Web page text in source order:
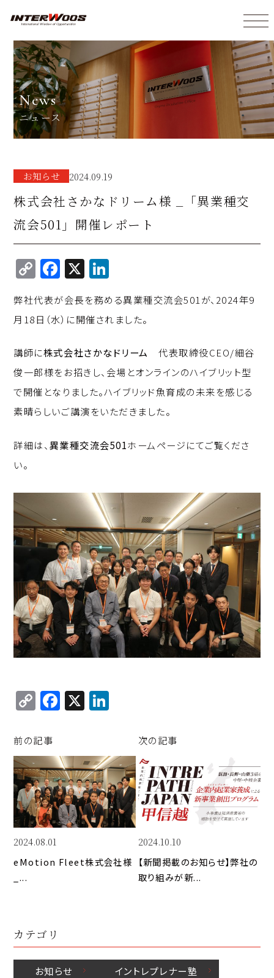
news
ニュース
お知らせ 2024.09.19
株式会社さかなドリーム様 _「異業種交
流会501」開催レポート
C
o
p
y
Li
n
k
F
a
c
e
b
o
o
k
X
k
e
d
I
n
弊社代表が会長を務める異業種交流会501が、2024年9
月18日（水）に開催されました。
講師に株式会社さかなドリーム
代表取締役CEO/細谷
俊一郎様をお招きし、会場とオンラインのハイブリット型
で開催となりました。ハイブリッド魚育成の未来を感じる
素晴らしいご講演をいただきました。
詳細は、 異業種交流会501ホームページにてご覧くださ
い。
C
p
y
Li
n
k
F
e
b
o
o
X
e
d
I
n
前の記事
2024.08.01
eMotion Fleet株式会社様
_...
次の記事
2024.10.10
【新聞掲載のお知らせ】弊社の
取り組みが新...
カテゴリ
お知らせ
イントレプレナー塾